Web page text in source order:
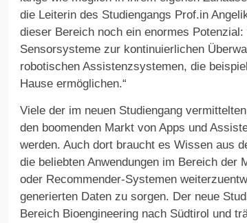
die Leiterin des Studiengangs Prof.in
dieser Bereich noch ein enormes
Sensorsysteme zur kontinuierlichen
robotischen Assistenzsystemen, die
Hause ermöglichen.“
Viele der im neuen Studiengang
den boomenden Markt von Apps und
werden. Auch dort braucht es Wissen aus
die beliebten Anwendungen im Bereich der
oder Recommender-Systemen
generierten Daten zu sorgen. Der neue
Bereich Bioengineering nach Südtirol und